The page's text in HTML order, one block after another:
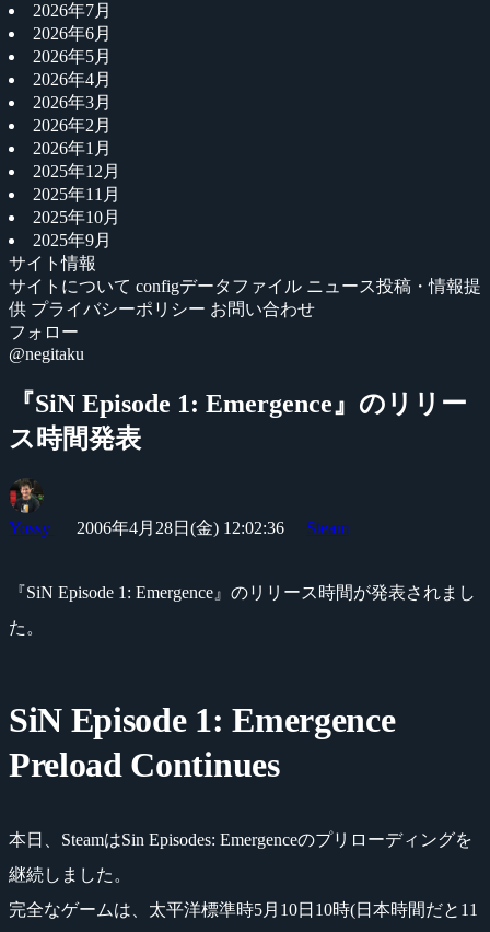
2026年7月
2026年6月
2026年5月
2026年4月
2026年3月
2026年2月
2026年1月
2025年12月
2025年11月
2025年10月
2025年9月
サイト情報
サイトについて configデータファイル ニュース投稿・情報提
供 プライバシーポリシー お問い合わせ
フォロー
@negitaku
『SiN Episode 1: Emergence』のリリー
ス時間発表
Yossy 2006年4月28日(金) 12:02:36 Steam
『SiN Episode 1: Emergence』のリリース時間が発表されまし
た。
SiN Episode 1: Emergence
Preload Continues
本日、SteamはSin Episodes: Emergenceのプリローディングを
継続しました。
完全なゲームは、太平洋標準時5月10日10時(日本時間だと11